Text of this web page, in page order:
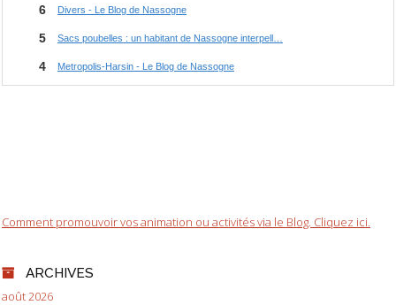
Comment promouvoir vos animation ou activités via le Blog. Cliquez ici.
ARCHIVES
août 2026